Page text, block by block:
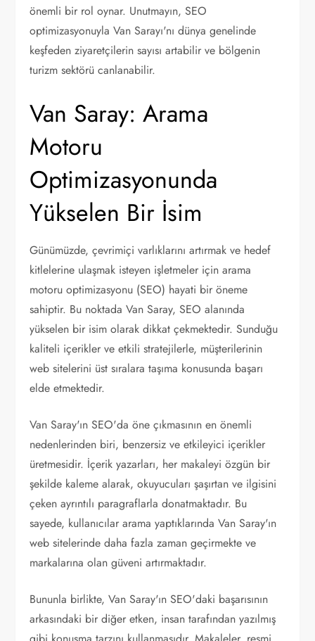
önemli bir rol oynar. Unutmayın, SEO
optimizasyonuyla Van Sarayı'nı dünya genelinde
keşfeden ziyaretçilerin sayısı artabilir ve bölgenin
turizm sektörü canlanabilir.
Van Saray: Arama
Motoru
Optimizasyonunda
Yükselen Bir İsim
Günümüzde, çevrimiçi varlıklarını artırmak ve hedef
kitlelerine ulaşmak isteyen işletmeler için arama
motoru optimizasyonu (SEO) hayati bir öneme
sahiptir. Bu noktada Van Saray, SEO alanında
yükselen bir isim olarak dikkat çekmektedir. Sunduğu
kaliteli içerikler ve etkili stratejilerle, müşterilerinin
web sitelerini üst sıralara taşıma konusunda başarı
elde etmektedir.
Van Saray'ın SEO'da öne çıkmasının en önemli
nedenlerinden biri, benzersiz ve etkileyici içerikler
üretmesidir. İçerik yazarları, her makaleyi özgün bir
şekilde kaleme alarak, okuyucuları şaşırtan ve ilgisini
çeken ayrıntılı paragraflarla donatmaktadır. Bu
sayede, kullanıcılar arama yaptıklarında Van Saray'ın
web sitelerinde daha fazla zaman geçirmekte ve
markalarına olan güveni artırmaktadır.
Bununla birlikte, Van Saray'ın SEO'daki başarısının
arkasındaki bir diğer etken, insan tarafından yazılmış